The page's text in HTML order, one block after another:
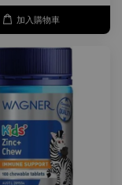
加入購物車